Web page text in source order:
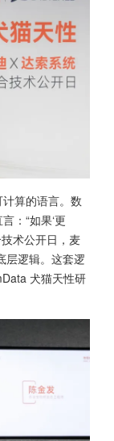
算的语言。数
：“如果‘更
术公开日，麦
层逻辑。这套逻
犬猫天性研